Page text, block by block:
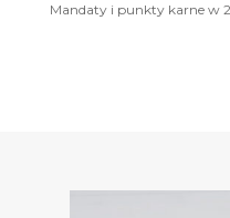
Mandaty i punkty karne w